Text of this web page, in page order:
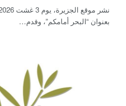
بعنوان “البحر أمامكم”، وقدم…